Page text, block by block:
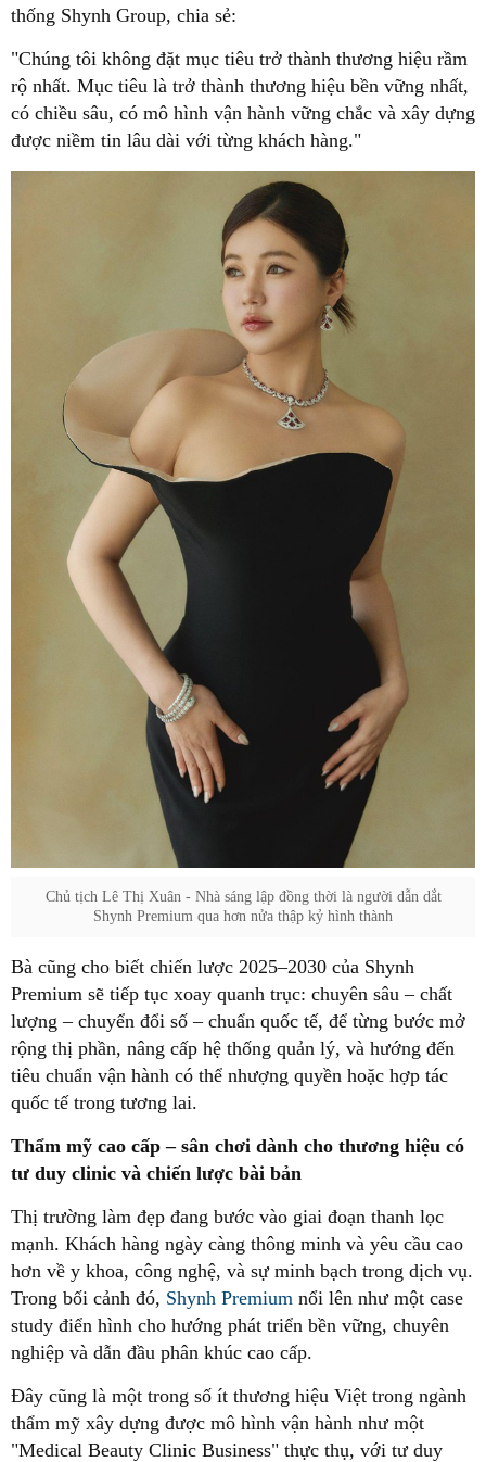
thống Shynh Group, chia sẻ:
"Chúng tôi không đặt mục tiêu trở thành thương hiệu rầm
rộ nhất. Mục tiêu là trở thành thương hiệu bền vững nhất,
có chiều sâu, có mô hình vận hành vững chắc và xây dựng
được niềm tin lâu dài với từng khách hàng."
Chủ tịch Lê Thị Xuân - Nhà sáng lập đồng thời là người dẫn dắt
Shynh Premium qua hơn nửa thập kỷ hình thành
Bà cũng cho biết chiến lược 2025–2030 của Shynh
Premium sẽ tiếp tục xoay quanh trục: chuyên sâu – chất
lượng – chuyển đổi số – chuẩn quốc tế, để từng bước mở
rộng thị phần, nâng cấp hệ thống quản lý, và hướng đến
tiêu chuẩn vận hành có thể nhượng quyền hoặc hợp tác
quốc tế trong tương lai.
Thẩm mỹ cao cấp – sân chơi dành cho thương hiệu có
tư duy clinic và chiến lược bài bản
Thị trường làm đẹp đang bước vào giai đoạn thanh lọc
mạnh. Khách hàng ngày càng thông minh và yêu cầu cao
hơn về y khoa, công nghệ, và sự minh bạch trong dịch vụ.
Trong bối cảnh đó, Shynh Premium nổi lên như một case
study điển hình cho hướng phát triển bền vững, chuyên
nghiệp và dẫn đầu phân khúc cao cấp.
Đây cũng là một trong số ít thương hiệu Việt trong ngành
thẩm mỹ xây dựng được mô hình vận hành như một
"Medical Beauty Clinic Business" thực thụ, với tư duy